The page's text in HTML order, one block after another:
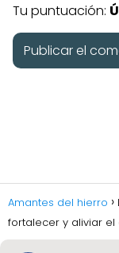
Tu puntuación:
Amantes del hierro
fortalecer y aliviar el